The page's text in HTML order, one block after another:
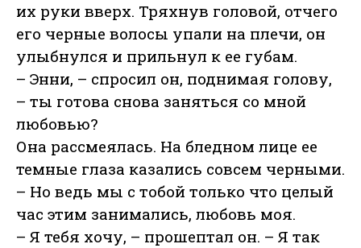
их руки вверх. Тряхнув головой, отчего
его черные волосы упали на плечи, он
улыбнулся и прильнул к ее губам.
– Энни, – спросил он, поднимая голову,
– ты готова снова заняться со мной
любовью?
Она рассмеялась. На бледном лице ее
темные глаза казались совсем черными.
– Но ведь мы с тобой только что целый
час этим занимались, любовь моя.
– Я тебя хочу, – прошептал он. – Я так